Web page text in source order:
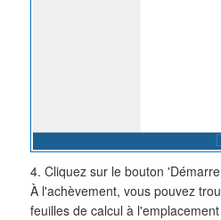
4. Cliquez sur le bouton
À l'achèvement, vous pouvez
feuilles de calcul à